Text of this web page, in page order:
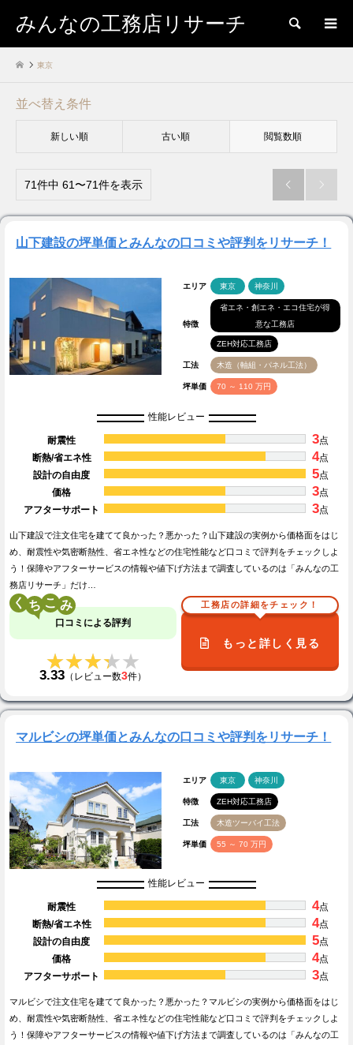
みんなの工務店リサーチ 検索
東京
並べ替え条件
新しい順 古い順 閲覧数順
71件中 61〜71件を表示  
山下建設の坪単価とみんなの口コミや評判をリサーチ！
エリア 東京 神奈川
特徴
省エネ・創エネ・エコ住宅が得
意な工務店
ZEH対応工務店
工法 木造（軸組・パネル工法）
坪単価 70 ～ 110 万円
性能レビュー
耐震性 3点
断熱/省エネ性
4点
設計の自由度
5点
価格
3点
アフターサポート
3点
山下建設で注文住宅を建てて良かった？悪かった？山下建設の実例から価格面をはじ
め、耐震性や気密断熱性、省エネ性などの住宅性能など口コミで評判をチェックしよ
う！保障やアフターサービスの情報や値下げ方法まで調査しているのは「みんなの工
務店リサーチ」だけ…
く こ
口コミによる評判
★★★★★
★★★★★
3.33 （レビュー数3件）
工務店の詳細をチェック！
もっと詳しく見る
マルビシの坪単価とみんなの口コミや評判をリサーチ！
エリア 東京 神奈川
特徴 ZEH対応工務店
工法 木造ツーバイ工法
坪単価 55 ～ 70 万円
性能レビュー
耐震性 4点
断熱/省エネ性
4点
設計の自由度
5点
価格
4点
アフターサポート
3点
マルビシで注文住宅を建てて良かった？悪かった？マルビシの実例から価格面をはじ
め、耐震性や気密断熱性、省エネ性などの住宅性能など口コミで評判をチェックしよ
う！保障やアフターサービスの情報や値下げ方法まで調査しているのは「みんなの工